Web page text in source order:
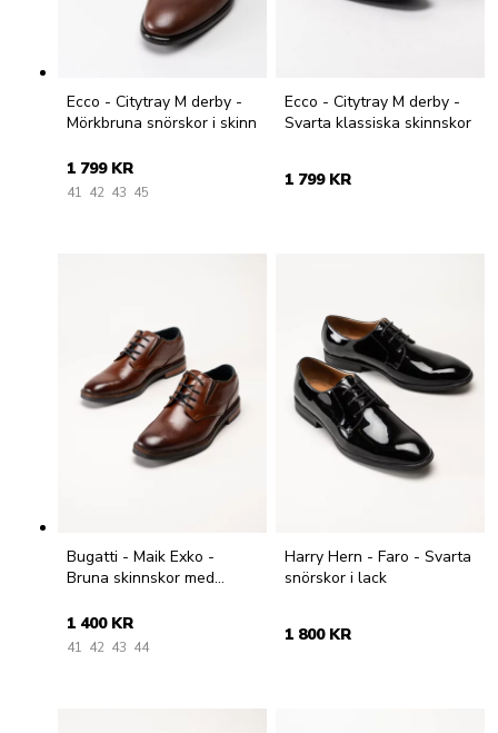
Ecco - Citytray M derby -
Mörkbruna snörskor i skinn
1 799 KR
41 42 43 45
Ecco - Citytray M derby -
Svarta klassiska skinnskor
1 799 KR
Bugatti - Maik Exko -
Bruna skinnskor med
1 400 KR
41 42 43 44
Harry Hern - Faro - Svarta
snörskor i lack
1 800 KR